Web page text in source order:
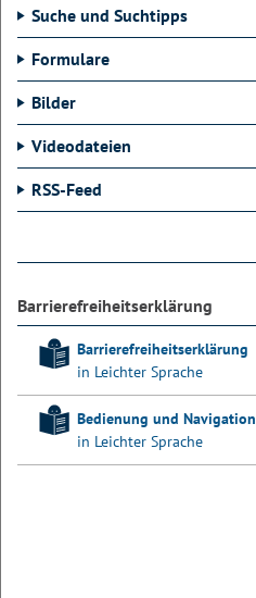
Suche und Suchtipps
Formulare
Bilder
Videodateien
RSS-Feed
Barrierefreiheitserklärung
Barrierefreiheitserklärung
in Leichter Sprache
Bedienung und Navigation
in Leichter Sprache